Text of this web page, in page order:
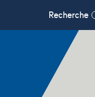
Recherche